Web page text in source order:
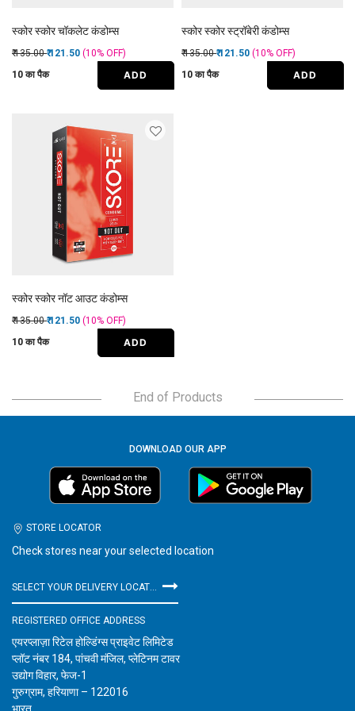
स्कोर स्कोर चॉकलेट कंडोम्स
Price reduced from
₹ 135.00to
₹ 121.50 (10% OFF)
10 का पैक
ADD
स्कोर स्कोर स्ट्रॉबेरी कंडोम्स
Price reduced from
₹ 135.00to
₹ 121.50 (10% OFF)
10 का पैक
ADD
स्कोर स्कोर नॉट आउट कंडोम्स
Price reduced from
₹ 135.00to
₹ 121.50 (10% OFF)
10 का पैक
ADD
End of Products
DOWNLOAD OUR APP
STORE LOCATOR
Check stores near your selected location
REGISTERED OFFICE ADDRESS
एयरप्लाज़ा रिटेल होल्डिंग्स प्राइवेट लिमिटेड
प्लॉट नंबर 184, पांचवी मंजिल, प्लेटिनम टावर
उद्योग विहार, फेज-1
गुरुग्राम, हरियाणा – 122016
भारत